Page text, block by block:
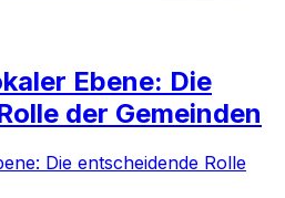
Ebene: Die
der Gemeinden
Die entscheidende Rolle